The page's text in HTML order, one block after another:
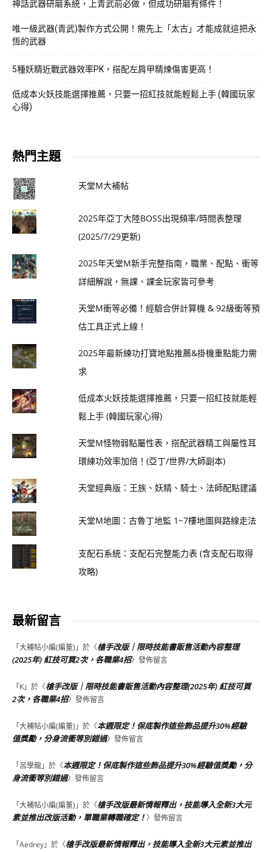
神話武器研磨系統，上青武前必做，但成功研磨有條件！
唯一級武器(青武)製作方式公開！需先上「太古」才能成就這把永
恆的武器
5種妖精近戰武器效率PK，搭配左肩甲精煉傷害更高！
低成本火妖技能選擇推薦，只要一招紅技就能輕鬆上手 (韓國玩家
心得)
熱門主題
天堂M大補帖
2025年亞丁大陸BOSS出現頻率/時間表整理
(2025/7/29更新)
2025年天堂M新手完整指南，職業、配點、衝等
詳細解說，無課、課金玩家皆可參考
天堂M衝等必備！經驗合併計算機 & 92級衝等預
估工具正式上線！
2025年最新練功打寶地點推薦&掛機重點能力需
求
低成本火妖技能選擇推薦，只要一招紅技就能輕
鬆上手 (韓國玩家心得)
天堂M怪物弱點屬性表，搭配武器精工與屬性耳
環練功效率加倍！(亞丁/世界/大師副本)
天堂經典版：王族、妖精、騎士、法師配點建議
天堂M地圖：古魯丁地監 1~7樓地圖與路線走法
支配石系統：支配石完整能力表 (含支配石取得
攻略)
最新留言
「大補帖小編(編董)」於〈槍手改版｜限時技能書販售活動內容整理
(2025年) 紅技可買2次，各職業4招〉發佈留言
「 K」於〈槍手改版｜限時技能書販售活動內容整理(2025年) 紅技可買
2次，各職業4招〉發佈留言
「大補帖小編(編董)」於〈本週限定！保底製作這些飾品提升30%經驗
值獎勵，分身流衝等別錯過〉發佈留言
「 呂學龍」於〈本週限定！保底製作這些飾品提升30%經驗值獎勵，分
身流衝等別錯過〉發佈留言
「大補帖小編(編董)」於〈槍手改版最新情報釋出，技能導入全新3大元
素並推出改版活動，單職業轉職確定！〉發佈留言
「Aedrey」於〈槍手改版最新情報釋出，技能導入全新3大元素並推出